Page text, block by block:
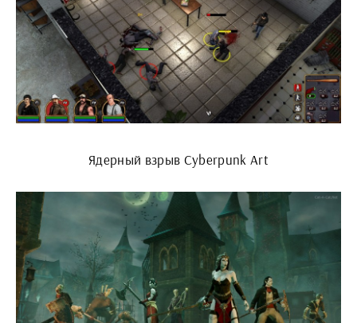
Ядерный взрыв Cyberpunk Art